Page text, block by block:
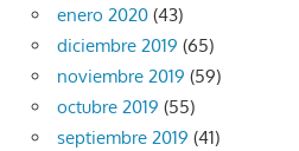
enero 2020 (43)
diciembre 2019 (65)
noviembre 2019 (59)
octubre 2019 (55)
septiembre 2019 (41)